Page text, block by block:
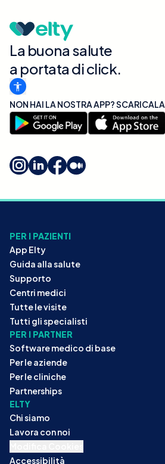
La buona salute
a portata di click.
NON HAI LA NOSTRA APP? SCARICALA
PER I PAZIENTI
App Elty
Guida alla salute
Supporto
Centri medici
Tutte le visite
Tutti gli specialisti
PER I PARTNER
Software medico di base
Per le aziende
Per le cliniche
Partnerships
ELTY
Chi siamo
Lavora con noi
Accessibilità